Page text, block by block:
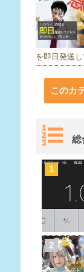
を即日発送
このカ
総
1
2